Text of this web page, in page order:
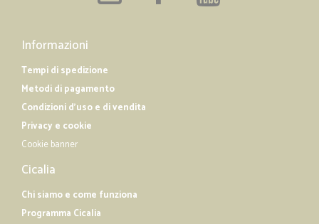
Informazioni
Tempi di spedizione
Metodi di pagamento
Condizioni d'uso e di vendita
Privacy e cookie
Cookie banner
Cicalia
Chi siamo e come funziona
Programma Cicalia